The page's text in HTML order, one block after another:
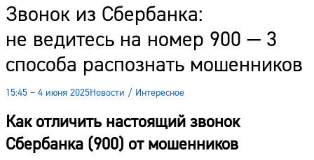
Звонок из Сбербанка:
не ведитесь на номер 900 — 3
способа распознать мошенников
15:45 – 4 июня 2025Новости / Интересное
Как отличить настоящий звонок
Сбербанка (900) от мошенников
Новости
Наши гости
Фоторепортажи
Погода
Курсы валют